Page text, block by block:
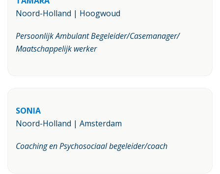
Noord-Holland | Hoogwoud
Persoonlijk Ambulant Begeleider/Casemanager/
Maatschappelijk werker
SONIA
Noord-Holland | Amsterdam
Coaching en Psychosociaal begeleider/coach